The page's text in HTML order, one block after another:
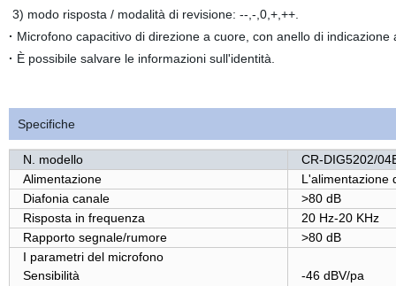
3) modo risposta / modalità di revisione: --,-,0,+,++.
· Microfono capacitivo di direzione a cuore, con anello di indicazione
· È possibile salvare le informazioni sull'identità.
Specifiche
N. modello
CR-DIG5202/
Alimentazione
L'alimentazione
Diafonia canale
>80 dB
Risposta in frequenza
20 Hz-20 KHz
Rapporto segnale/rumore
>80 dB
I parametri del microfono
Sensibilità
-46 dBV/pa